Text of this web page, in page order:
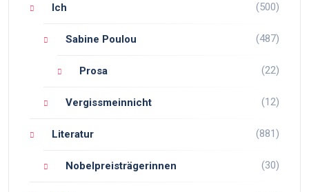
Ich (500)
Sabine Poulou (487)
Prosa (22)
Vergissmeinnicht (12)
Literatur (881)
Nobelpreisträgerinnen (30)